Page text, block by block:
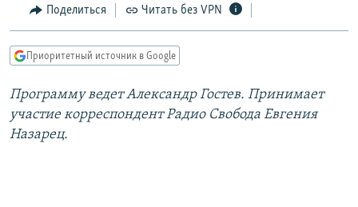
содержанию
Вернутся
навигации
Вернутся
ЦИТАТЫ СВОБОДЫ
КУЛЬТУРА
IDEL.РЕАЛИИ
КАВКАЗ.РЕАЛИИ
Поделиться Читать без VPN
Приоритетный источник в Google
Программу ведет Александр Гостев. Принимает
участие корреспондент Радио Свобода Евгения
Назарец.